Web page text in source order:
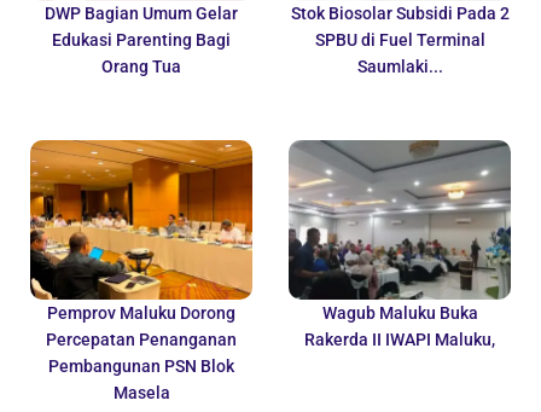
DWP Bagian Umum Gelar
Edukasi Parenting Bagi
Orang Tua
Stok Biosolar Subsidi Pada 2
SPBU di Fuel Terminal
Saumlaki...
Pemprov Maluku Dorong
Percepatan Penanganan
Pembangunan PSN Blok
Masela
Wagub Maluku Buka
Rakerda II IWAPI Maluku,